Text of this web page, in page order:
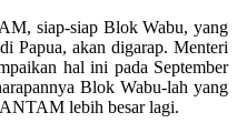
siap-siap Blok Wabu, yang
Papua, akan digarap. Menteri
hal ini pada September
Blok Wabu-lah yang
lebih besar lagi.